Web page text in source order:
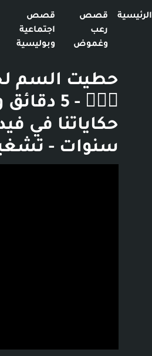
الرئيسية
قصص
رعب
وغموض
قصص
اجتماعية
وبوليسية
حطيت السم
سنوات -